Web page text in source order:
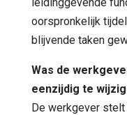
oorspronkelijk
blijvende taken
Was de
eenzijdig te
De werkgever